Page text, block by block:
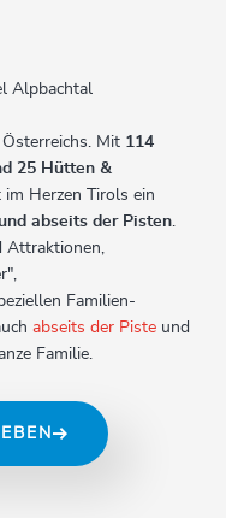
Alpbachtal
Österreichs. Mit 114
25 Hütten &
im Herzen Tirols ein
abseits der Pisten.
Attraktionen,
Familien-
abseits der Piste und
Familie.